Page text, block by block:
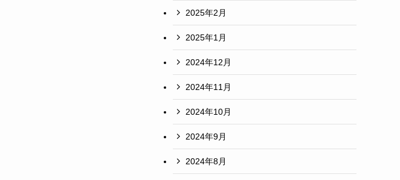
2025年2月
2025年1月
2024年12月
2024年11月
2024年10月
2024年9月
2024年8月